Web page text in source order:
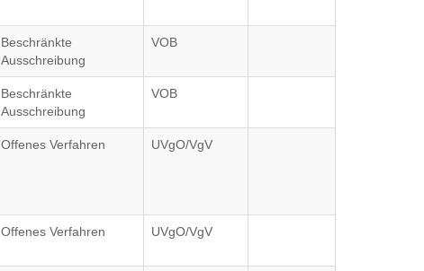
Beschränkte
Ausschreibung
VOB
Beschränkte
Ausschreibung
VOB
Offenes Verfahren UVgO/VgV
Offenes Verfahren UVgO/VgV